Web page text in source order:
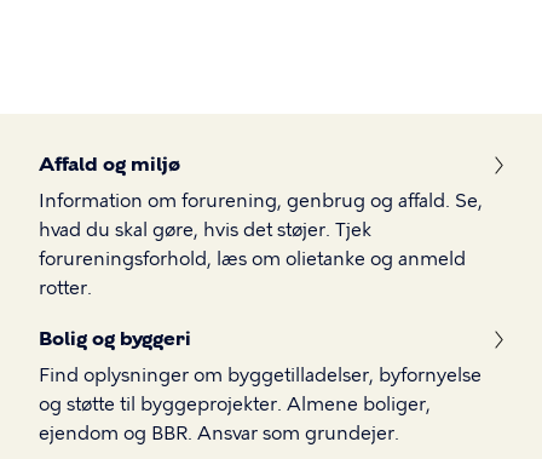
Borger
Affald og miljø
Information om forurening, genbrug og affald. Se,
hvad du skal gøre, hvis det støjer. Tjek
forureningsforhold, læs om olietanke og anmeld
rotter.
Bolig og byggeri
Find oplysninger om byggetilladelser, byfornyelse
og støtte til byggeprojekter. Almene boliger,
ejendom og BBR. Ansvar som grundejer.